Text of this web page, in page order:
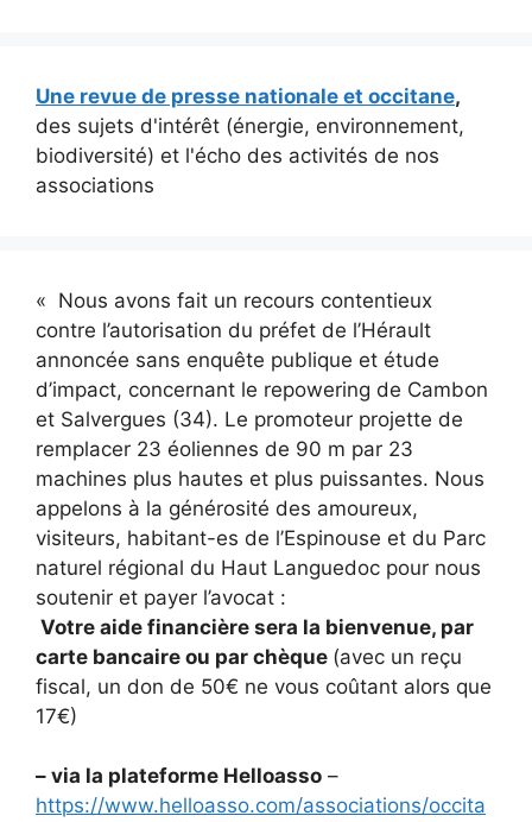
Une revue de presse nationale et occitane,
des sujets d'intérêt (énergie, environnement,
biodiversité) et l'écho des activités de nos
associations
« Nous avons fait un recours contentieux
contre l’autorisation du préfet de l’Hérault
annoncée sans enquête publique et étude
d’impact, concernant le repowering de Cambon
et Salvergues (34). Le promoteur projette de
remplacer 23 éoliennes de 90 m par 23
machines plus hautes et plus puissantes. Nous
appelons à la générosité des amoureux,
visiteurs, habitant-es de l’Espinouse et du Parc
naturel régional du Haut Languedoc pour nous
soutenir et payer l’avocat :
Votre aide financière sera la bienvenue, par
carte bancaire ou par chèque (avec un reçu
fiscal, un don de 50€ ne vous coûtant alors que
17€)
– via la plateforme Helloasso –
https://www.helloasso.com/associations/occita